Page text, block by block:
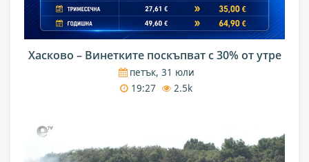
Хасково – Винетките поскъпват с 30% от утре
петък, 31 юли
19:27
2.5k